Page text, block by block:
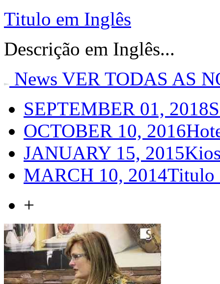
Titulo em Inglês
Descrição em Inglês...
News VER TODAS AS
SEPTEMBER 01, 2018
OCTOBER 10, 2016
JANUARY 15, 2015
MARCH 10, 2014Titulo
+